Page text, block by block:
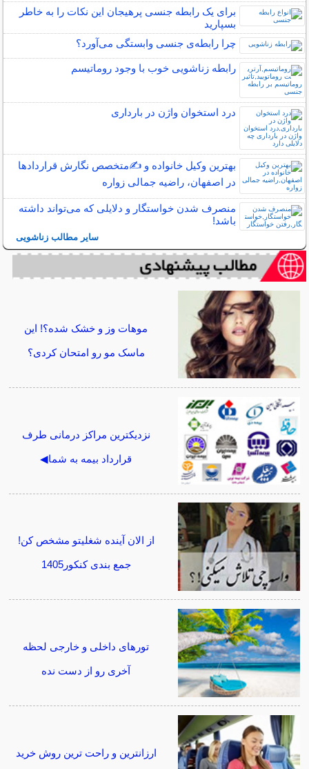
برای یک رابطه جنسی پرهیجان این نکات را به خاطر
بسپارید
چرا رابطه‌ی جنسی وابستگی می‌آورد؟
رابطه زناشویی خوب با وجود روماتیسم
درد استخوان واژن در بارداری
بهترین وکیل خانواده و ✍️متخصص نگارش قراردادها
در اصفهان، راضیه جمالی زواره
منصرف شدن خواستگار و دلایلی که می‌تواند داشته
باشد!
سایر مطالب زناشویی
موهات وز و خشک شده؟! این
ماسک مو رو امتحان کردی؟
نزدیکترین مراکز درمانی طرف
قرارداد بیمه به شما◀
از الان آینده شغلیتو مشخص کن!
جمع بندی کنکور1405
تورهای داخلی و خارجی لحظه
آخری رو از دست نده
ارزانترین و راحت ترین روش خرید